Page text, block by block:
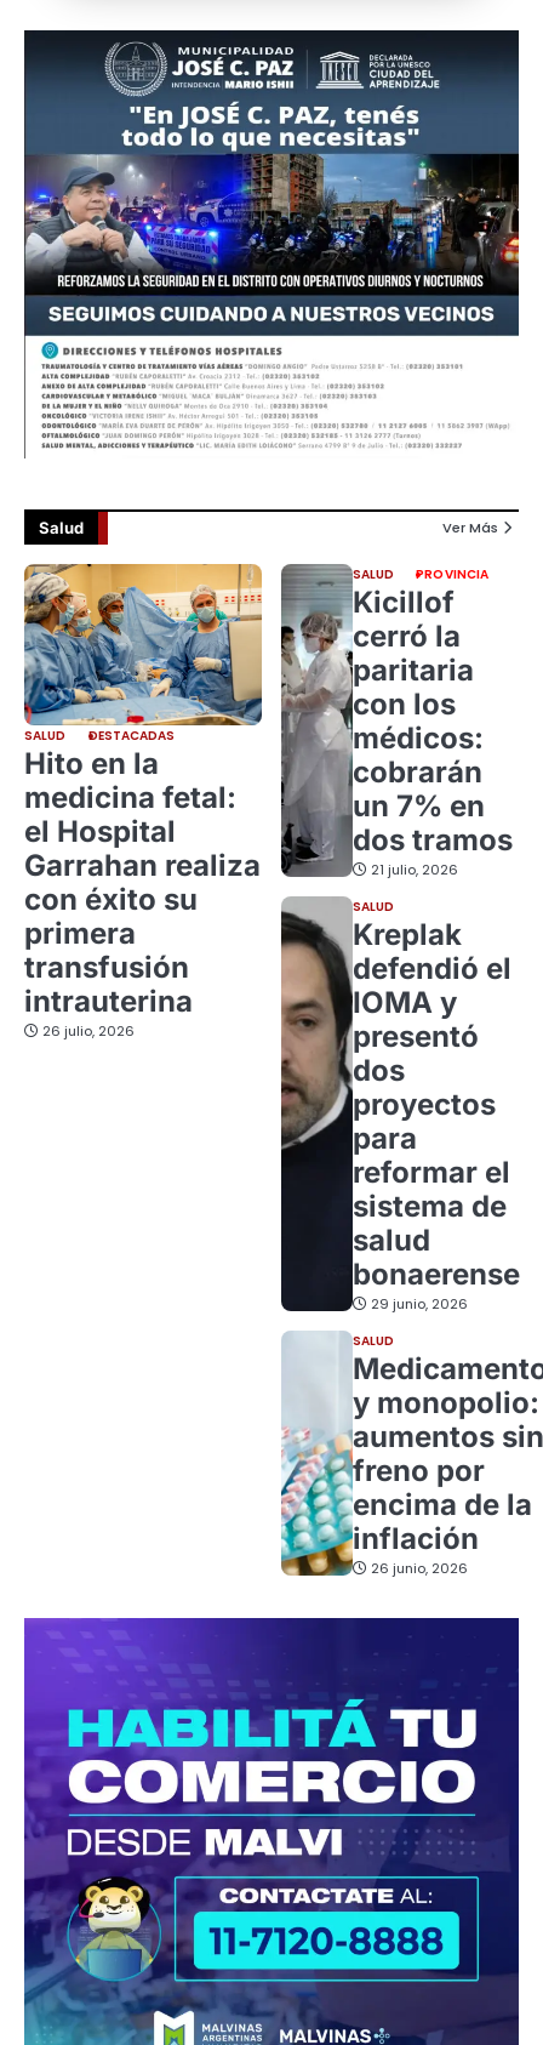
Salud Ver Más
SALUD DESTACADAS
Hito en la
medicina fetal:
el Hospital
Garrahan realiza
con éxito su
primera
transfusión
intrauterina
26 julio, 2026
SALUD PROVINCIA
Kicillof
cerró la
paritaria
con los
médicos:
cobrarán
un 7% en
dos tramos
21 julio, 2026
SALUD
Kreplak
defendió el
IOMA y
presentó
dos
proyectos
para
reformar el
sistema de
salud
bonaerense
29 junio, 2026
SALUD
y monopolio:
aumentos sin
freno por
encima de la
inflación
26 junio, 2026